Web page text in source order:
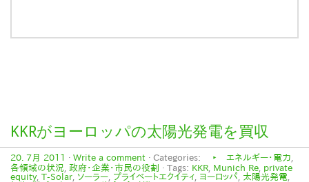
KKRがヨーロッパの太陽光発電を買収
20. 7月 2011 · Write a comment · Categories: ‣ エネルギー・電力
各領域の状況
政府・企業・市民の役割 · Tags: KKR Munich Re
private
equity, T-Solar ソーラー プライベートエクイティ ヨーロッパ 太陽光発電